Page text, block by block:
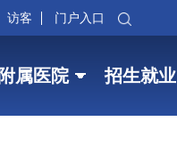
访客 门户入口
附属医院 招生就业